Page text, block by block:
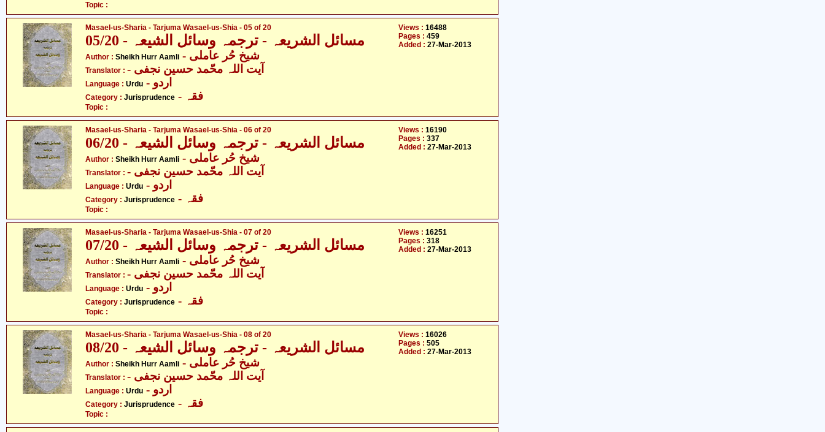
Topic :
Masael-us-Sharia - Tarjuma Wasael-us-Shia - 05 of 20
مسائل الشریعہ - ترجمہ وسائل الشیعہ - 05/20
Author : Sheikh Hurr Aamli - شیخ حُر عاملی
Translator : - آیت اللہ محّمد حسین نجفی
Language : Urdu - اردو
Category : Jurisprudence - فقہ
Topic :
Views : 16488
Pages : 459
Added : 27-Mar-2013
Masael-us-Sharia - Tarjuma Wasael-us-Shia - 06 of 20
مسائل الشریعہ - ترجمہ وسائل الشیعہ - 06/20
Author : Sheikh Hurr Aamli - شیخ حُر عاملی
Translator : - آیت اللہ محّمد حسین نجفی
Language : Urdu - اردو
Category : Jurisprudence - فقہ
Topic :
Views : 16190
Pages : 337
Added : 27-Mar-2013
Masael-us-Sharia - Tarjuma Wasael-us-Shia - 07 of 20
مسائل الشریعہ - ترجمہ وسائل الشیعہ - 07/20
Author : Sheikh Hurr Aamli - شیخ حُر عاملی
Translator : - آیت اللہ محّمد حسین نجفی
Language : Urdu - اردو
Category : Jurisprudence - فقہ
Topic :
Views : 16251
Pages : 318
Added : 27-Mar-2013
Masael-us-Sharia - Tarjuma Wasael-us-Shia - 08 of 20
مسائل الشریعہ - ترجمہ وسائل الشیعہ - 08/20
Author : Sheikh Hurr Aamli - شیخ حُر عاملی
Translator : - آیت اللہ محّمد حسین نجفی
Language : Urdu - اردو
Category : Jurisprudence - فقہ
Topic :
Views : 16026
Pages : 505
Added : 27-Mar-2013